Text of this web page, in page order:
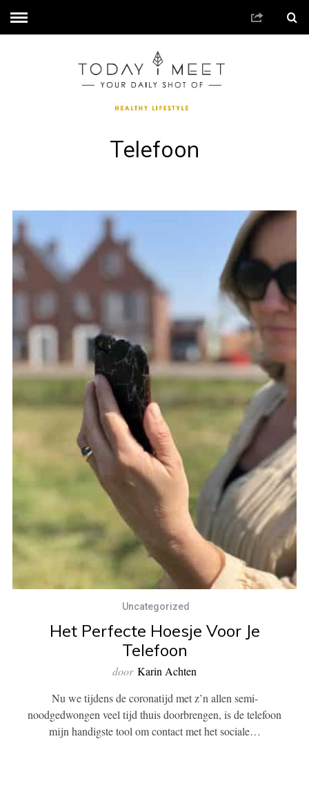
Telefoon
Uncategorized
Het Perfecte Hoesje Voor Je
Telefoon
door Karin Achten
Nu we tijdens de coronatijd met z’n allen semi-
noodgedwongen veel tijd thuis doorbrengen, is de telefoon
mijn handigste tool om contact met het sociale…